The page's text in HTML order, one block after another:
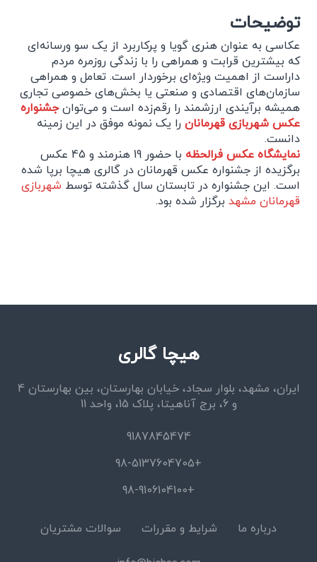
توضیحات
عکاسی به عنوان هنری گویا و پرکاربرد از یک سو ورسانه‌ای
که بیشترین قرابت و همراهی را با زندگی روزمره مردم
داراست از اهمیت ویژه‌ای برخوردار است. تعامل و همراهی
سازمان‌های اقتصادی و صنعتی یا بخش‌های خصوصی تجاری
همیشه برآیندی ارزشمند را رقم‌زده است و می‌توانجشنواره
عکس شهربازی قهرمانان را یک نمونه موفق در این زمینه
دانست.
نمایشگاه عکس فرالحظه با حضور 19 هنرمند و 45 عکس
برگزیده از جشنواره عکس قهرمانان در گالری هیچا برپا شده
است. این جشنواره در تابستان سال گذشته توسط شهربازی
قهرمانان مشهد برگزار شده بود.
هیچا گالری
ایران، مشهد، بلوار سجاد، خیابان بهارستان، بین بهارستان 4
و 6، برج آناهیتا، پلاک 15، واحد 11
9187845474
+98-5137604705
+98-9106104100
درباره ما
شرایط و مقررات
سوالات مشتریان